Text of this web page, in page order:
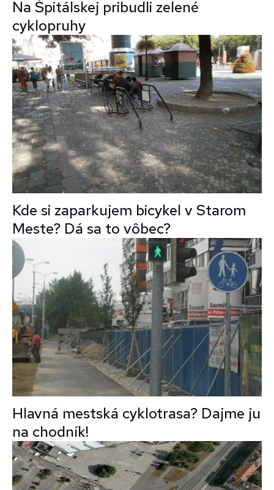
Na Špitálskej pribudli zelené
cyklopruhy
Kde si zaparkujem bicykel v Starom
Meste? Dá sa to vôbec?
Hlavná mestská cyklotrasa? Dajme ju
na chodník!